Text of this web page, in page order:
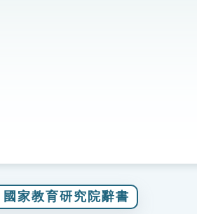
國家教育研究院辭書